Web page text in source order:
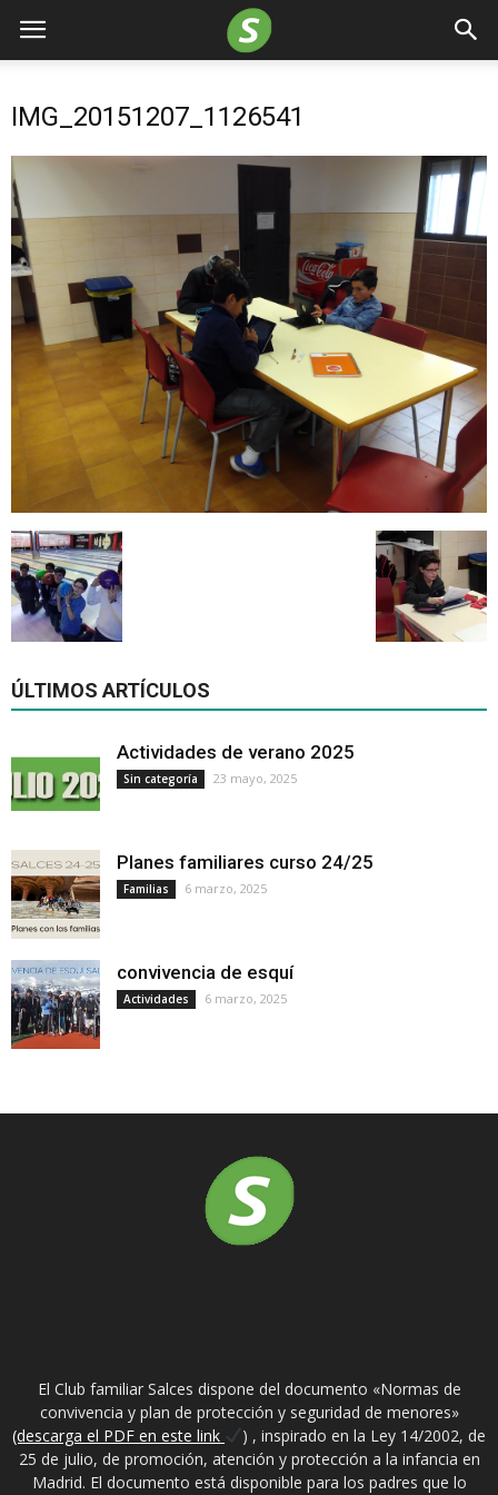
IMG_20151207_1126541
ÚLTIMOS ARTÍCULOS
Actividades de verano 2025
Sin categoría 23 mayo, 2025
Planes familiares curso 24/25
Familias 6 marzo, 2025
convivencia de esquí
Actividades 6 marzo, 2025
El Club familiar Salces dispone del documento «Normas de
convivencia y plan de protección y seguridad de menores»
(descarga el PDF en este link
) , inspirado en la Ley 14/2002, de
25 de julio, de promoción, atención y protección a la infancia en
Madrid. El documento está disponible para los padres que lo